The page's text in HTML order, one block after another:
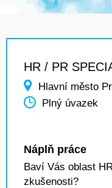
HR / PR
Hlavní město
Plný úvazek
Náplň práce
Baví Vás oblast
zkušenosti?